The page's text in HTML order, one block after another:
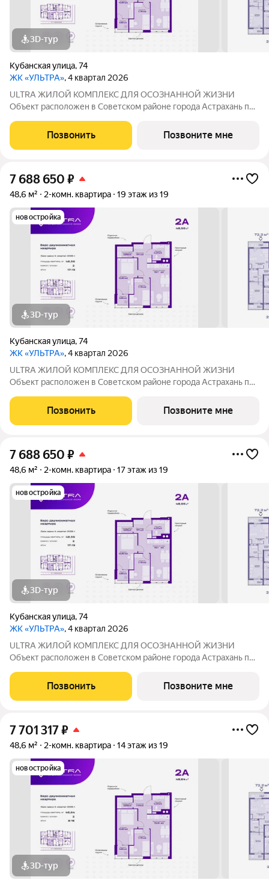
3D-тур
Кубанская улица,74
ЖК «УЛЬТРА», 4 квартал 2026
ULTRA ЖИЛОЙ КОМПЛЕКС ДЛЯ ОСОЗНАННОЙ ЖИЗНИ
Объект расположен в Советском районе города Астрахань по
Дата ввода в эксплуатацию первой очереди: IV кв. 2026 года.
Но уже сейчас вы можете
Позвонить Позвоните мне
7 688 650 ₽
48,6 м² 2-комн. квартира 19 этаж из 19
новостройка
3D-тур
Кубанская улица,74
ЖК «УЛЬТРА», 4 квартал 2026
ULTRA ЖИЛОЙ КОМПЛЕКС ДЛЯ ОСОЗНАННОЙ ЖИЗНИ
Объект расположен в Советском районе города Астрахань по
Дата ввода в эксплуатацию первой очереди: IV кв. 2026 года.
Но уже сейчас вы можете
Позвонить Позвоните мне
7 688 650 ₽
48,6 м² 2-комн. квартира 17 этаж из 19
новостройка
3D-тур
Кубанская улица,74
ЖК «УЛЬТРА», 4 квартал 2026
ULTRA ЖИЛОЙ КОМПЛЕКС ДЛЯ ОСОЗНАННОЙ ЖИЗНИ
Объект расположен в Советском районе города Астрахань по
Дата ввода в эксплуатацию первой очереди: IV кв. 2026 года.
Но уже сейчас вы можете
Позвонить Позвоните мне
7 701 317₽
48,6 м² 2-комн. квартира 14 этаж из 19
новостройка
3D-тур